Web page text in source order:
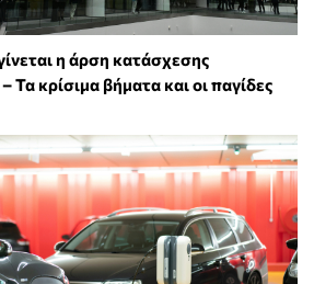
η άρση κατάσχεσης
Τα κρίσιμα βήματα και οι παγίδες